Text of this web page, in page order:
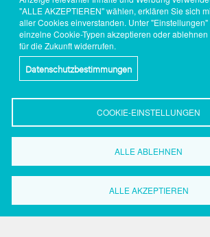
"ALLE AKZEPTIEREN" wählen, erklären Sie sich
aller Cookies einverstanden. Unter
einzelne Cookie-Typen akzeptieren oder
für die Zukunft widerrufen.
Datenschutzbestimmungen
COOKIE-EINSTELLUNGEN
ALLE ABLEHNEN
ALLE AKZEPTIEREN
Wirtschaftsförderung
Dortmund